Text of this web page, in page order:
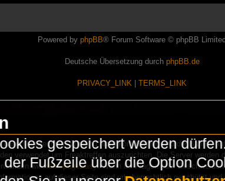
Powered by phpBB® Forum Software © phpBB Limited
Deutsche Übersetzung durch phpBB.de
PRIVACY_LINK TERMS_LINK
Wir sind nicht kommerziell und die Banner
verwendet um Freaktreffen auszurichten. Die Server werden
wirHomepageEasy. Wenn Ihr Fragen oder
auf dieser Seite sind urheberrechtlich geschützt
gespeichert werden
Fußzeile über die Option